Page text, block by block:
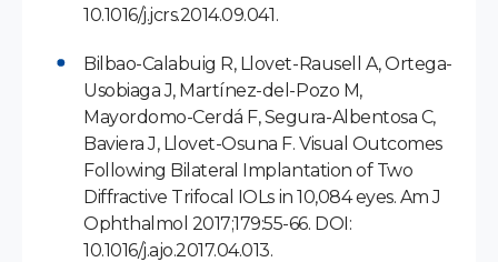
10.1016/j.jcrs.2014.09.041.
Bilbao-Calabuig R, Llovet-Rausell A, Ortega-
Usobiaga J, Martínez-del-Pozo M,
Mayordomo-Cerdá F, Segura-Albentosa C,
Baviera J, Llovet-Osuna F. Visual Outcomes
Following Bilateral Implantation of Two
Diffractive Trifocal IOLs in 10,084 eyes. Am J
Ophthalmol 2017;179:55-66. DOI:
10.1016/j.ajo.2017.04.013.